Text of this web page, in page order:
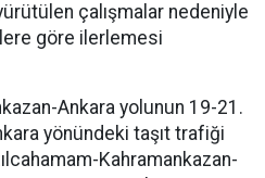
çalışmalar nedeniyle
göre ilerlemesi
Ankara yolunun 19-21.
yönündeki taşıt trafiği
Kahramankazan-